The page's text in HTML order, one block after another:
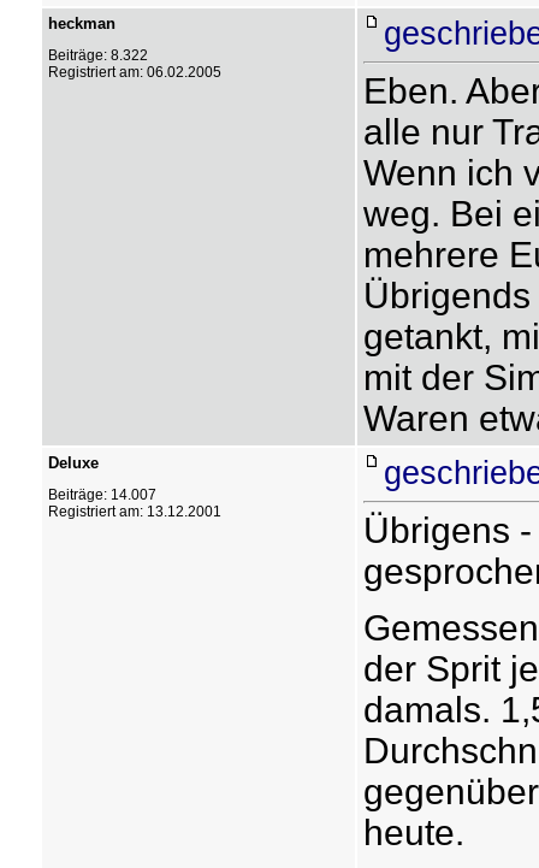
heckman
Beiträge: 8.322
Registriert am: 06.02.2005
Eben.
alle nur
Wenn ich
weg. Bei
mehrere
getankt,
mit der
Waren
Deluxe
Beiträge: 14.007
Registriert am: 13.12.2001
Übrigens
der Sprit
damals.
heute.